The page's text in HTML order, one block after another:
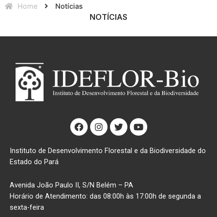
Home Notícias
NOTÍCIAS
F
a
c
e
b
k
I
n
s
t
a
a
m
T
w
i
t
t
Y
o
u
t
u
Instituto de Desenvolvimento Florestal e da Biodiversidade do
Estado do Pará
Avenida João Paulo II, S/N Belém – PA
Horário de Atendimento: das 08:00h às 17:00h de segunda a
sexta-feira